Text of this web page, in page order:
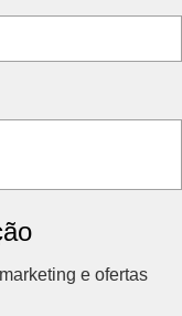
e ofertas